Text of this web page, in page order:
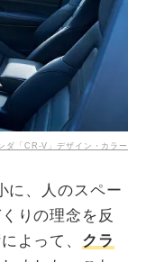
ダ「CR-V」デザイン・カラー
に、人のスペー
りの理念を反
よって、 クラ